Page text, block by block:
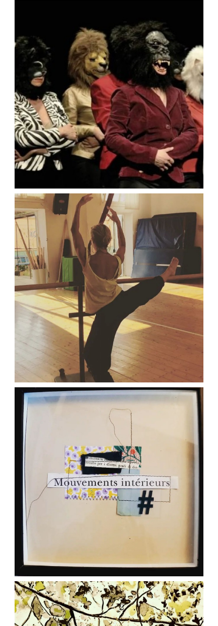
Ago 25
paolaconsani
Ago 25
paolaconsani
Ago 9
paolaconsani